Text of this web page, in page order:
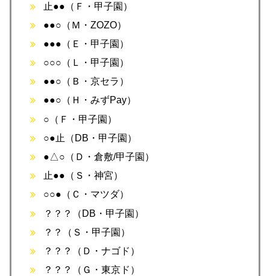
止●●（Ｆ・甲子園）
●●○（Ｍ・ZOZO）
●●●（Ｅ・甲子園）
○○○（Ｌ・甲子園）
●●○（Ｂ・京セラ）
●●○（Ｈ・みずPay）
○（Ｆ・甲子園）
○●止（DB・甲子園）
●△○（Ｄ・倉敷/甲子園）
止●●（Ｓ・神宮）
○○●（Ｃ・マツダ）
？？？（DB・甲子園）
？？（Ｓ・甲子園）
？？？（Ｄ・ナゴド）
？？？（Ｇ・東京ド）